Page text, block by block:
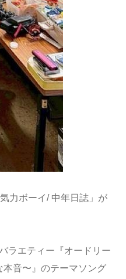
力ボーイ/ 中年日誌」が
ラエティー『オードリー
音〜』のテーマソング